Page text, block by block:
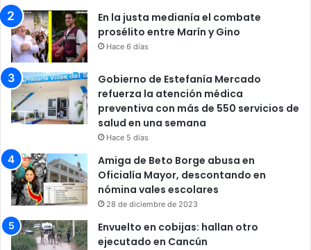
En la justa medianía el combate
prosélito entre Marín y Gino
Hace 6 días
Gobierno de Estefanía Mercado
refuerza la atención médica
preventiva con más de 550 servicios de
salud en una semana
Hace 5 días
Amiga de Beto Borge abusa en
Oficialía Mayor, descontando en
nómina vales escolares
28 de diciembre de 2023
Envuelto en cobijas: hallan otro
ejecutado en Cancún